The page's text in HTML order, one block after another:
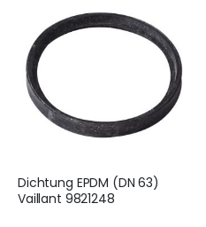
Dichtung EPDM (DN 63)
Vaillant 9821248